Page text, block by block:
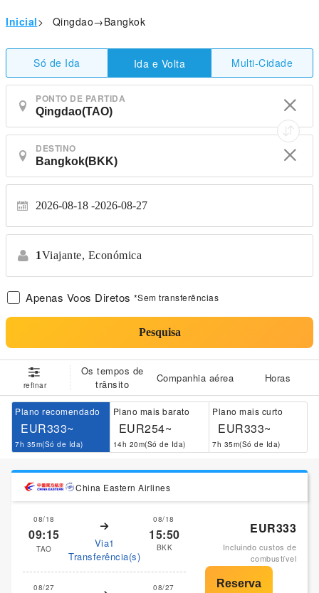
Inicial> Qingdao→Bangkok
Só de Ida Ida e Volta Multi-Cidade
PONTO DE PARTIDA
DESTINO
2026-08-18 2026-08-27
1Viajante, Económica
Apenas Voos Diretos *Sem transferências
Pesquisa
refinar
Os tempos de
trânsito
Companhia aérea Horas
Plano recomendado
EUR333~
7h 35m(Só de Ida)
Plano mais barato
EUR254~
14h 20m(Só de Ida)
Plano mais curto
EUR333~
7h 35m(Só de Ida)
China Eastern Airlines
08/18
09:15
TAO
Via1
Transferência(s)
08/18
15:50
BKK
08/27 08/27
EUR333
Incluindo custos de
combustível